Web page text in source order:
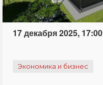
17 декабря 2025, 17:00
Экономика и бизнес